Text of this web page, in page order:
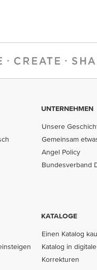
UNTERNEHMEN
Unsere
Gemeinsam
Angel Policy
Bundesverband
KATALOGE
Einen Katalog
Katalog in
Korrekturen